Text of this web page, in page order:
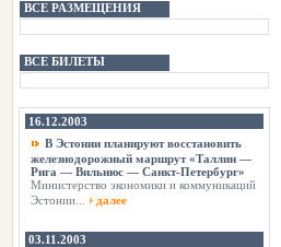
ВСЕ РАЗМЕЩЕНИЯ
ВСЕ БИЛЕТЫ
16.12.2003
В Эстонии планируют восстановить
железнодорожный маршрут «Таллин —
Рига — Вильнюс — Санкт-Петербург»
Министерство экономики и коммуникаций
Эстонии...
далее
03.11.2003